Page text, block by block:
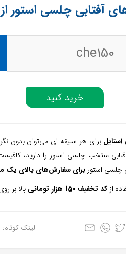
آفتابی چلسی استور
che150
خرید کنید
برای هر سليقه ای می‌توان بدون
منتخب چلسی استور را دارید،
چلسی استور برای سفارش‌های بالای یک
ازکد تخفیف 150 هزار تومانی بالا بر
لینک کوتاه: